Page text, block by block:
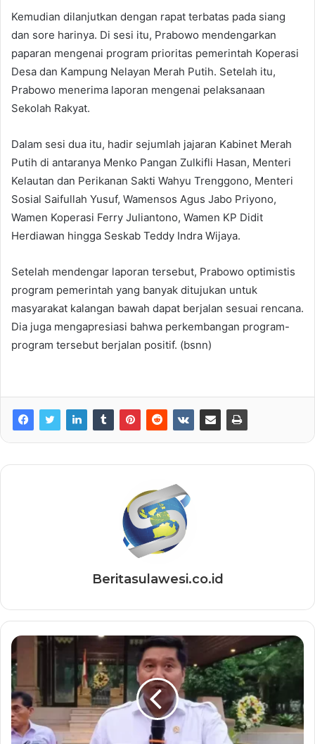
Kemudian dilanjutkan dengan rapat terbatas pada siang
dan sore harinya. Di sesi itu, Prabowo mendengarkan
paparan mengenai program prioritas pemerintah Koperasi
Desa dan Kampung Nelayan Merah Putih. Setelah itu,
Prabowo menerima laporan mengenai pelaksanaan
Sekolah Rakyat.
Dalam sesi dua itu, hadir sejumlah jajaran Kabinet Merah
Putih di antaranya Menko Pangan Zulkifli Hasan, Menteri
Kelautan dan Perikanan Sakti Wahyu Trenggono, Menteri
Sosial Saifullah Yusuf, Wamensos Agus Jabo Priyono,
Wamen Koperasi Ferry Juliantono, Wamen KP Didit
Herdiawan hingga Seskab Teddy Indra Wijaya.
Setelah mendengar laporan tersebut, Prabowo optimistis
program pemerintah yang banyak ditujukan untuk
masyarakat kalangan bawah dapat berjalan sesuai rencana.
Dia juga mengapresiasi bahwa perkembangan program-
program tersebut berjalan positif. (bsnn)
Beritasulawesi.co.id